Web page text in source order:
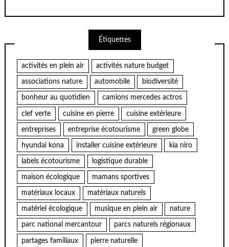
Étiquettes
activités en plein air activités nature budget
associations nature automobile biodiversité
bonheur au quotidien camions mercedes actros
clef verte cuisine en pierre cuisine extérieure
entreprises entreprise écotourisme green globe
hyundai kona installer cuisine extérieure kia niro
labels écotourisme logistique durable
maison écologique mamans sportives
matériaux locaux matériaux naturels
matériel écologique musique en plein air nature
parc national mercantour parcs naturels régionaux
partages familiaux pierre naturelle